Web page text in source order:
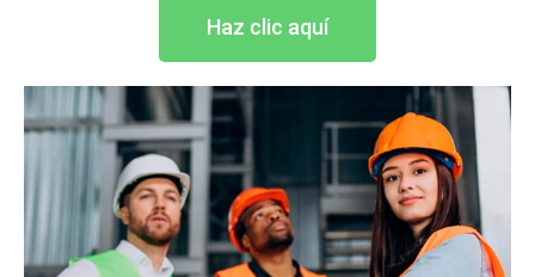
Haz clic aquí